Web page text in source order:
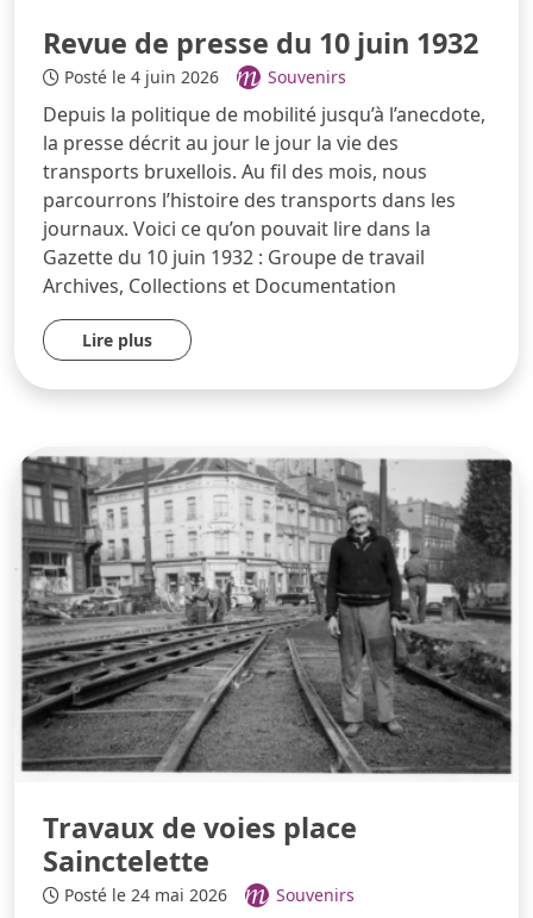
Revue de presse du 10 juin 1932
Posté le 4 juin 2026 Souvenirs
Depuis la politique de mobilité jusqu’à l’anecdote,
la presse décrit au jour le jour la vie des
transports bruxellois. Au fil des mois, nous
parcourrons l’histoire des transports dans les
journaux. Voici ce qu’on pouvait lire dans la
Gazette du 10 juin 1932 : Groupe de travail
Archives, Collections et Documentation
Lire plus
Travaux de voies place
Sainctelette
Posté le 24 mai 2026 Souvenirs